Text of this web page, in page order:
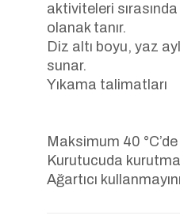
aktiviteleri
olanak tanır.
Diz altı boyu, yaz
sunar.
Yıkama talimatları
Maksimum 40 °C’de
Kurutucuda
Ağartıcı